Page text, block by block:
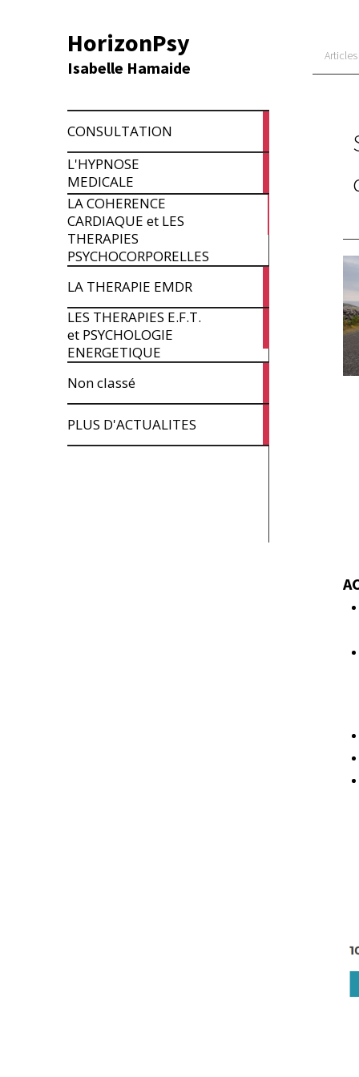
HorizonPsy
Isabelle Hamaide
CONSULTATION
L'HYPNOSE
MEDICALE
LA COHERENCE
CARDIAQUE et LES
THERAPIES
PSYCHOCORPORELLES
LA THERAPIE EMDR
LES THERAPIES E.F.T.
et PSYCHOLOGIE
ENERGETIQUE
Non classé
PLUS D'ACTUALITES
Articles